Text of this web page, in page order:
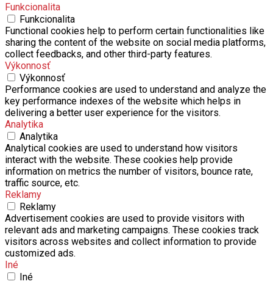
Funkcionalita
Funkcionalita
Functional cookies help to perform certain functionalities like
sharing the content of the website on social media platforms,
collect feedbacks, and other third-party features.
Výkonnosť
Výkonnosť
Performance cookies are used to understand and analyze the
key performance indexes of the website which helps in
delivering a better user experience for the visitors.
Analytika
Analytika
Analytical cookies are used to understand how visitors
interact with the website. These cookies help provide
information on metrics the number of visitors, bounce rate,
traffic source, etc.
Reklamy
Reklamy
Advertisement cookies are used to provide visitors with
relevant ads and marketing campaigns. These cookies track
visitors across websites and collect information to provide
customized ads.
Iné
Iné